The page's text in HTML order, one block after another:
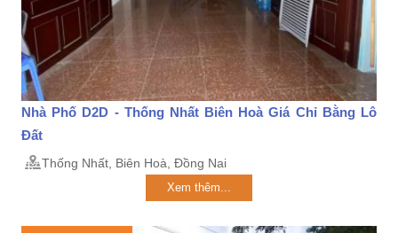
Nhà Phố D2D - Thống Nhất Biên Hoà Giá Chỉ Bằng Lô
Đất
Thống Nhất, Biên Hoà, Đồng Nai
Xem thêm...